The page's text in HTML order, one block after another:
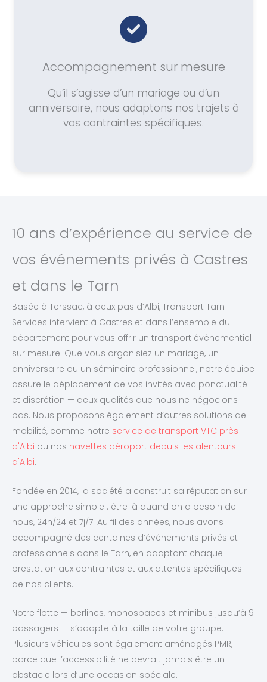
Accompagnement sur mesure
Qu’il s’agisse d’un mariage ou d’un
anniversaire, nous adaptons nos trajets à
vos contraintes spécifiques.
10 ans d’expérience au service de
vos événements privés à Castres
et dans le Tarn
Basée à Terssac, à deux pas d’Albi, Transport Tarn
Services intervient à Castres et dans l’ensemble du
département pour vous offrir un transport événementiel
sur mesure. Que vous organisiez un mariage, un
anniversaire ou un séminaire professionnel, notre équipe
assure le déplacement de vos invités avec ponctualité
et discrétion — deux qualités que nous ne négocions
pas. Nous proposons également d’autres solutions de
mobilité, comme notre service de transport VTC près
d'Albi ou nos navettes aéroport depuis les alentours
d'Albi.
Fondée en 2014, la société a construit sa réputation sur
une approche simple : être là quand on a besoin de
nous, 24h/24 et 7j/7. Au fil des années, nous avons
accompagné des centaines d’événements privés et
professionnels dans le Tarn, en adaptant chaque
prestation aux contraintes et aux attentes spécifiques
de nos clients.
Notre flotte — berlines, monospaces et minibus jusqu’à 9
passagers — s’adapte à la taille de votre groupe.
Plusieurs véhicules sont également aménagés PMR,
parce que l’accessibilité ne devrait jamais être un
obstacle lors d’une occasion spéciale.